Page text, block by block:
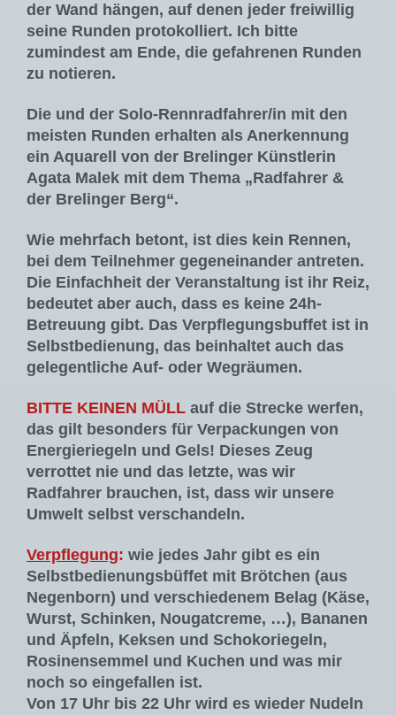
der Wand hängen, auf denen jeder freiwillig
seine Runden protokolliert. Ich bitte
zumindest am Ende, die gefahrenen Runden
zu notieren.
Die und der Solo-Rennradfahrer/in mit den
meisten Runden erhalten als Anerkennung
ein Aquarell von der Brelinger Künstlerin
Agata Malek mit dem Thema „Radfahrer &
der Brelinger Berg“.
Wie mehrfach betont, ist dies kein Rennen,
bei dem Teilnehmer gegeneinander antreten.
Die Einfachheit der Veranstaltung ist ihr Reiz,
bedeutet aber auch, dass es keine 24h-
Betreuung gibt. Das Verpflegungsbuffet ist in
Selbstbedienung, das beinhaltet auch das
gelegentliche Auf- oder Wegräumen.
BITTE KEINEN MÜLL auf die Strecke werfen,
das gilt besonders für Verpackungen von
Energieriegeln und Gels! Dieses Zeug
verrottet nie und das letzte, was wir
Radfahrer brauchen, ist, dass wir unsere
Umwelt selbst verschandeln.
Verpflegung: wie jedes Jahr gibt es ein
Selbstbedienungsbüffet mit Brötchen (aus
Negenborn) und verschiedenem Belag (Käse,
Wurst, Schinken, Nougatcreme, …), Bananen
und Äpfeln, Keksen und Schokoriegeln,
Rosinensemmel und Kuchen und was mir
noch so eingefallen ist.
Von 17 Uhr bis 22 Uhr wird es wieder Nudeln